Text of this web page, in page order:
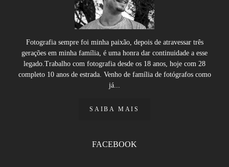
Fotografia sempre foi minha paixão, depois de atravessar três
gerações em minha família, é uma honra dar continuidade a esse
legado.Trabalho com fotografia desde os 18 anos, hoje com 28
completo 10 anos de estrada. Venho de família de fotógrafos como
já...
SAIBA MAIS
FACEBOOK